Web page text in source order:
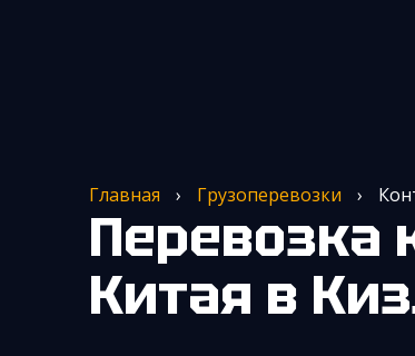
Главная › Грузоперевозки ›
Перевозка контейнеров из
Китая в